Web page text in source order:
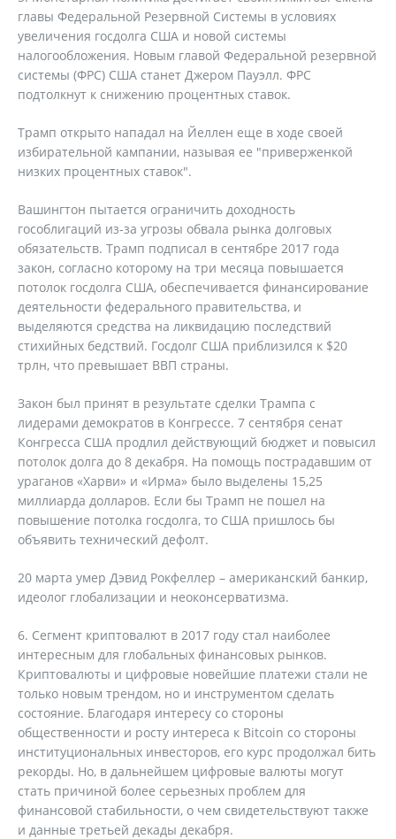
главы Федеральной Резервной Системы в условиях
увеличения госдолга США и новой системы
налогообложения. Новым главой Федеральной резервной
системы (ФРС) США станет Джером Пауэлл. ФРС
подтолкнут к снижению процентных ставок.
Трамп открыто нападал на Йеллен еще в ходе своей
избирательной кампании, называя ее "приверженкой
низких процентных ставок".
Вашингтон пытается ограничить доходность
гособлигаций из-за угрозы обвала рынка долговых
обязательств. Трамп подписал в сентябре 2017 года
закон, согласно которому на три месяца повышается
потолок госдолга США, обеспечивается финансирование
деятельности федерального правительства, и
выделяются средства на ликвидацию последствий
стихийных бедствий. Госдолг США приблизился к $20
трлн, что превышает ВВП страны.
Закон был принят в результате сделки Трампа с
лидерами демократов в Конгрессе. 7 сентября сенат
Конгресса США продлил действующий бюджет и повысил
потолок долга до 8 декабря. На помощь пострадавшим от
ураганов «Харви» и «Ирма» было выделены 15,25
миллиарда долларов. Если бы Трамп не пошел на
повышение потолка госдолга, то США пришлось бы
объявить технический дефолт.
20 марта умер Дэвид Рокфеллер – американский банкир,
идеолог глобализации и неоконсерватизма.
6. Сегмент криптовалют в 2017 году стал наиболее
интересным для глобальных финансовых рынков.
Криптовалюты и цифровые новейшие платежи стали не
только новым трендом, но и инструментом сделать
состояние. Благодаря интересу со стороны
общественности и росту интереса к Bitcoin со стороны
институциональных инвесторов, его курс продолжал бить
рекорды. Но, в дальнейшем цифровые валюты могут
стать причиной более серьезных проблем для
финансовой стабильности, о чем свидетельствуют также
и данные третьей декады декабря.